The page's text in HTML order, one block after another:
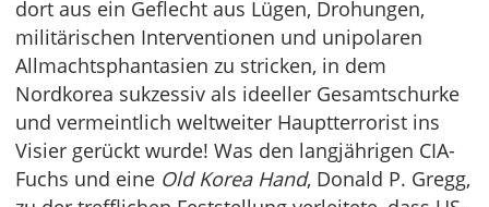
dort aus ein Geflecht aus Lügen, Drohungen,
militärischen Interventionen und unipolaren
Allmachtsphantasien zu stricken, in dem
Nordkorea sukzessiv als ideeller Gesamtschurke
und vermeintlich weltweiter Hauptterrorist ins
Visier gerückt wurde! Was den langjährigen CIA-
Fuchs und eine Old Korea Hand, Donald P. Gregg,